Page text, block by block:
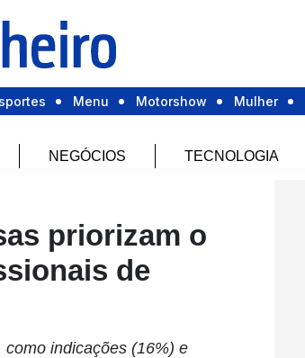
Menu Motorshow Mulher
NEGÓCIOS TECNOLOGIA
priorizam o
de
indicações (16%) e